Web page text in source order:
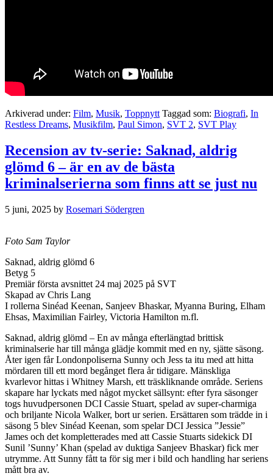
Arkiverad under: Film, Musik, Toppnytt Taggad som: Biografi, In
Restless Dreams, Musikfilm, Paul Simon, SVT 2, SVT Play
Recension av tv-serie: Saknad, aldrig
glömd 6 – är en av de bästa
kriminalserierna som finns att se just nu
5 juni, 2025 by Rosemari Södergren
Foto Sam Taylor
Saknad, aldrig glömd 6
Betyg 5
Premiär första avsnittet 24 maj 2025 på SVT
Skapad av Chris Lang
I rollerna Sinéad Keenan, Sanjeev Bhaskar, Myanna Buring, Elham
Ehsas, Maximilian Fairley, Victoria Hamilton m.fl.
Saknad, aldrig glömd – En av många efterlängtad brittisk
kriminalserie har till många glädje kommit med en ny, sjätte säsong.
Åter igen får Londonpoliserna Sunny och Jess ta itu med att hitta
mördaren till ett mord begånget flera år tidigare. Mänskliga
kvarlevor hittas i Whitney Marsh, ett träskliknande område. Seriens
skapare har lyckats med något mycket sällsynt: efter fyra säsonger
togs huvudpersonen DCI Cassie Stuart, spelad av super-charmiga
och briljante Nicola Walker, bort ur serien. Ersättaren som trädde in i
säsong 5 blev Sinéad Keenan, som spelar DCI Jessica ”Jessie”
James och det kompletterades med att Cassie Stuarts sidekick DI
Sunil ’Sunny’ Khan (spelad av duktiga Sanjeev Bhaskar) fick mer
utrymme. Att Sunny fått ta för sig mer i bild och handling har seriens
mått bra av.